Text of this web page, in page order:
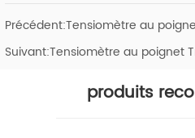
Précédent:Tensiomètre au
Suivant:Tensiomètre au poignet
produits